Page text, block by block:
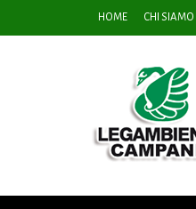
HOME CHI SIAMO